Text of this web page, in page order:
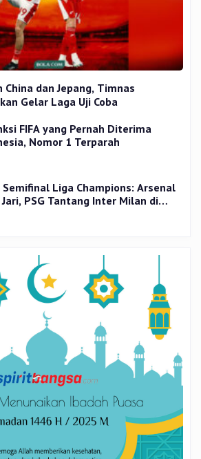
dan Jepang, Timnas
Gelar Laga Uji Coba
FIFA yang Pernah Diterima
Nomor 1 Terparah
Semifinal Liga Champions: Arsenal
PSG Tantang Inter Milan di